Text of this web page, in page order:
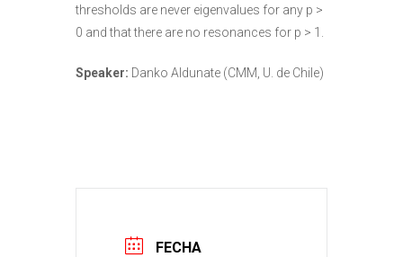
thresholds are never eigenvalues for any p >
0 and that there are no resonances for p > 1.
Speaker: Danko Aldunate (CMM, U. de Chile)
FECHA